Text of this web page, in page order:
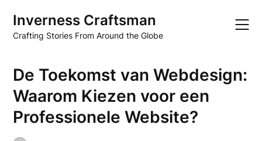
content
Inverness Craftsman
Crafting Stories From Around the Globe
De Toekomst van Webdesign:
Waarom Kiezen voor een
Professionele Website?